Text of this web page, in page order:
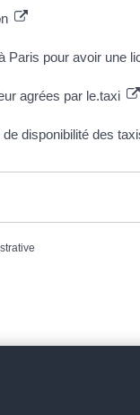
Paris pour avoir une
agrées par le.taxi
disponibilité des